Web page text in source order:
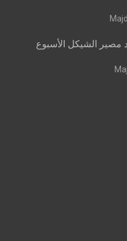
مصير الشيكل الأسبوع